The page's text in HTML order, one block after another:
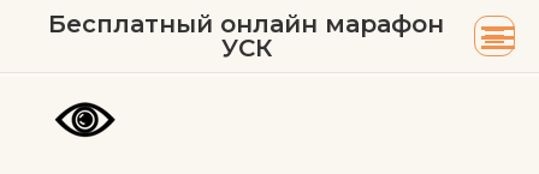
Бесплатный онлайн марафон
УСК